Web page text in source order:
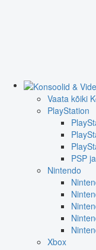
Vaata kõiki
PlayStation
PSP
Nintendo
Xbox